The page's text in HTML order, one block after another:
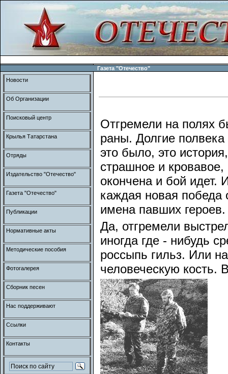
Газета "Отечество"
Отгремели на полях
раны. Долгие
это было, это
страшное и
окончена и бой идет.
каждая новая победа
имена павших героев.
Да, отгремели
иногда где - нибудь
россыпь гильз. Или
человеческую кость.
Новости
Об Организации
Поисковый центр
Крылья Татарстана
Отряды
Издательство "Отечество"
Газета "Отечество"
Публикации
Нормативные акты
Методические пособия
Фотогалерея
Сборник песен
Нас поддерживают
Ссылки
Контакты